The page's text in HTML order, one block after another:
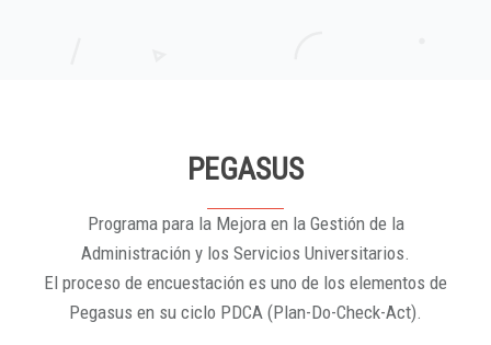
PEGASUS
Programa para la Mejora en la Gestión de la
Administración y los Servicios Universitarios.
El proceso de encuestación es uno de los elementos de
Pegasus en su ciclo PDCA (Plan-Do-Check-Act).